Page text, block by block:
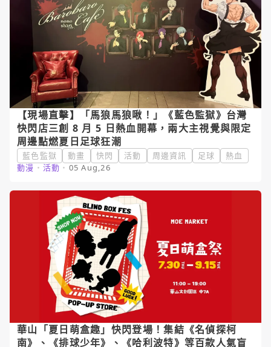
【現場直擊】「馬狼馬狼啾！」《藍色監獄》台灣
快閃店三創 8 月 5 日熱血開幕，兩大主視覺與限定
周邊點燃夏日足球狂潮
藍色監獄 動畫 快閃 活動 周邊資訊 足球
熱血
動漫 ・ 活動 ・ 05 Aug,26
華山「夏日萌盒趣」快閃登場！集結《名偵探柯
南》、《排球少年》、《哈利波特》等百款人氣盲